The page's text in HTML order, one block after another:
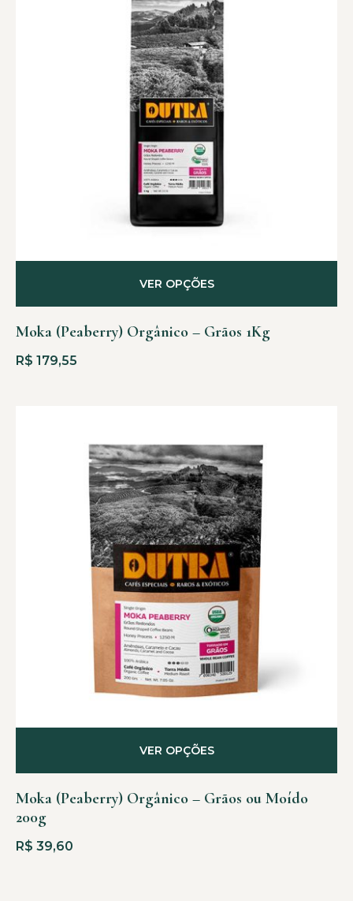
Moka (Peaberry) Orgânico – Grãos 1Kg
R$ 179,55
VER OPÇÕES
Moka (Peaberry) Orgânico – Grãos ou Moído
200g
R$ 39,60
VER OPÇÕES